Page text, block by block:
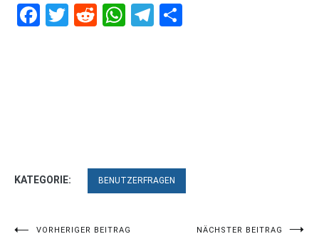
Facebook
Twitter
RedditWhatsApp
Telegram
KATEGORIE: BENUTZERFRAGEN
VORHERIGER BEITRAG NÄCHSTER BEITRAG